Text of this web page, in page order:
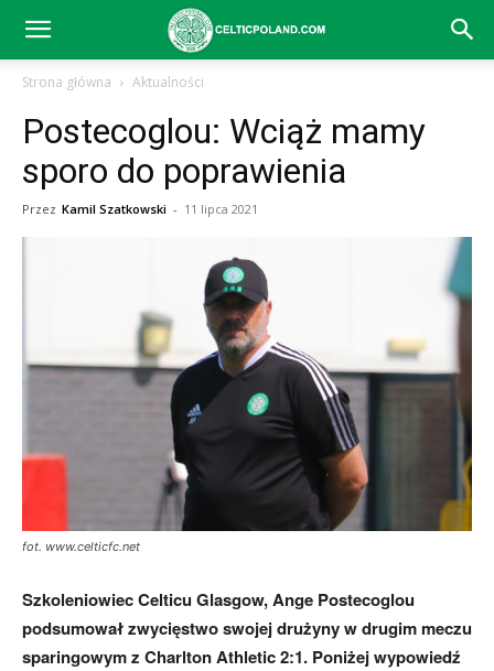
Celtic
Glasgow
Strona główna Aktualności
Postecoglou: Wciąż mamy
sporo do poprawienia
Przez Kamil Szatkowski - 11 lipca 2021
fot. www.celticfc.net
Szkoleniowiec Celticu Glasgow, Ange Postecoglou
podsumował zwycięstwo swojej drużyny w drugim meczu
sparingowym z Charlton Athletic 2:1. Poniżej wypowiedź